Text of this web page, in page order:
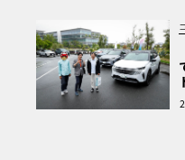
が可能なほどの航続距離
テリーのエネルギー密度
は、多くのユーザーが不
することは間違いない。